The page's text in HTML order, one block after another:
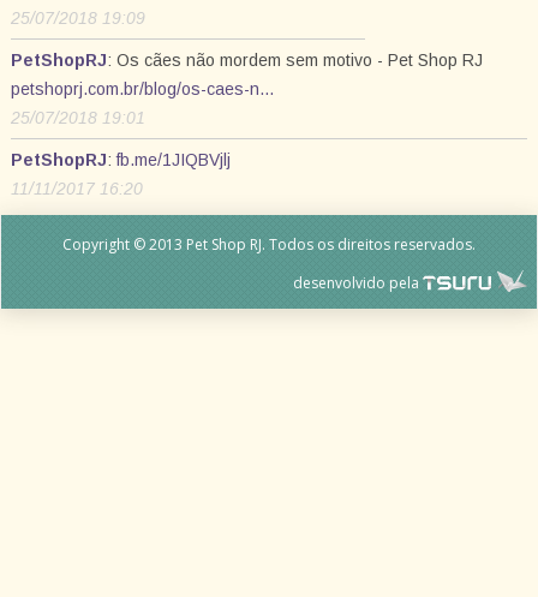
25/07/2018 19:09
PetShopRJ: Os cães não mordem sem motivo - Pet Shop RJ
petshoprj.com.br/blog/os-caes-n…
25/07/2018 19:01
PetShopRJ:fb.me/1JIQBVjlj
11/11/2017 16:20
Copyright © 2013 Pet Shop RJ. Todos os direitos reservados.
desenvolvido pela